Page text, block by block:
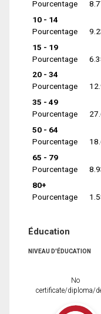
Pourcentage
10 - 14
Pourcentage
15 - 19
Pourcentage
20 - 34
Pourcentage
35 - 49
Pourcentage
50 - 64
Pourcentage
65 - 79
Pourcentage
80+
Pourcentage
Éducation
NIVEAU D'ÉDUCATION
No
certificate/diploma/